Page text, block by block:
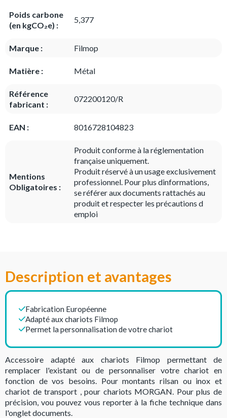
Poids carbone
(en kgCO₂e) :
5,377
Marque : Filmop
Matière : Métal
Référence
fabricant :
072200120/R
EAN : 8016728104823
Mentions
Obligatoires :
Produit conforme à la réglementation
française uniquement.
Produit réservé à un usage exclusivement
professionnel. Pour plus dinformations,
se référer aux documents rattachés au
produit et respecter les précautions d
emploi
Description et avantages
Fabrication Européenne
Adapté aux chariots Filmop
Permet la personnalisation de votre chariot
Accessoire adapté aux chariots Filmop permettant de
remplacer l'existant ou de personnaliser votre chariot en
fonction de vos besoins. Pour montants rilsan ou inox et
chariot de transport , pour chariots MORGAN. Pour plus de
précision, vou pouvez vous reporter à la fiche technique dans
l'onglet documents.